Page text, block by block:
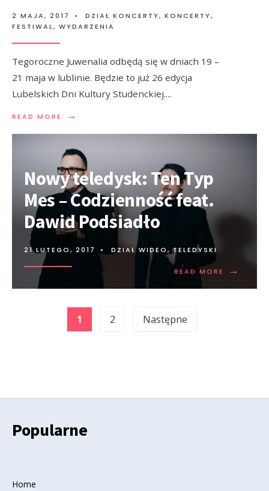
2 MAJA, 2017 • DZIAŁ KONCERTY, KONCERTY,
FESTIWAL, WYDARZENIA
Tegoroczne Juwenalia odbędą się w dniach 19 –
21 maja w lublinie. Będzie to już 26 edycja
Lubelskich Dni Kultury Studenckiej....
READ MORE →
Nowy teledysk: Ten Typ
Mes – Codzienność feat.
Dawid Podsiadło
21 LUTEGO, 2017 • DZIAŁ WIDEO,TELEDYSKI
READ MORE →
Stronicowanie
wpisów
1 2 Następne
Popularne
Home